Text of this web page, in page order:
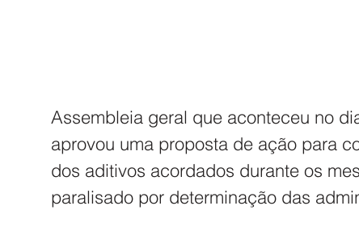
Assembleia geral que aconteceu no
aprovou uma proposta de ação para
dos aditivos acordados durante os
paralisado por determinação das